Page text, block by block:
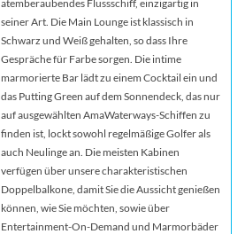
atemberaubendes Flussschiff, einzigartig in
seiner Art. Die Main Lounge ist klassisch in
Schwarz und Weiß gehalten, so dass Ihre
Gespräche für Farbe sorgen. Die intime
marmorierte Bar lädt zu einem Cocktail ein und
das Putting Green auf dem Sonnendeck, das nur
auf ausgewählten AmaWaterways-Schiffen zu
finden ist, lockt sowohl regelmäßige Golfer als
auch Neulinge an. Die meisten Kabinen
verfügen über unsere charakteristischen
Doppelbalkone, damit Sie die Aussicht genießen
können, wie Sie möchten, sowie über
Entertainment-On-Demand und Marmorbäder